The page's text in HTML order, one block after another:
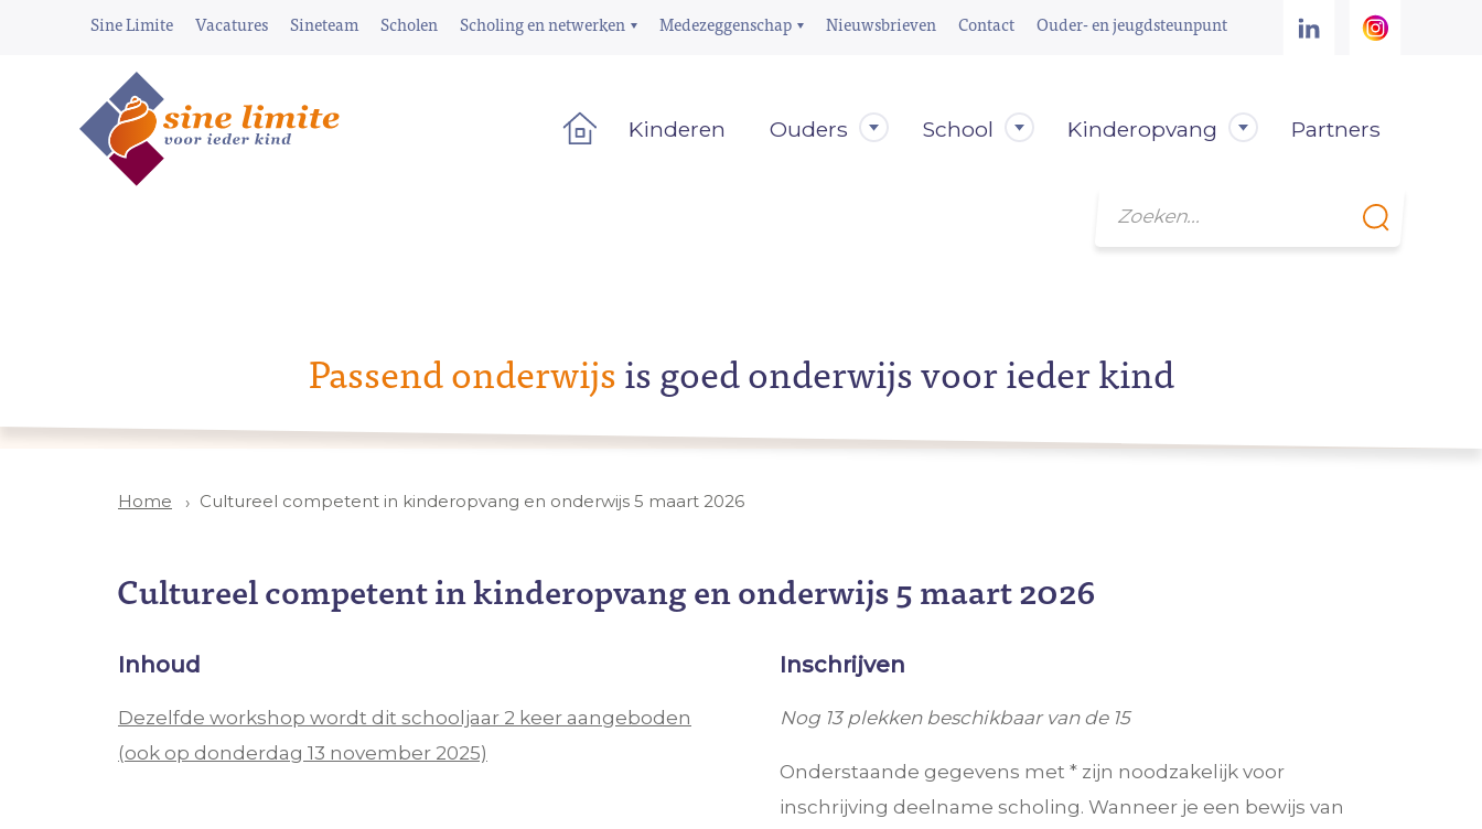
Sine Limite Vacatures Sineteam Scholen Scholing en netwerken Medezeggenschap Nieuwsbrieven Contact Ouder- en jeugdsteunpunt
Kinderen Ouders School Kinderopvang Partners
Zoeken
Passend onderwijsis goed onderwijs voor ieder kind
Home Cultureel competent in kinderopvang en onderwijs 5 maart 2026
Cultureel competent in kinderopvang en onderwijs 5 maart 2026
Inhoud
Dezelfde workshop wordt dit schooljaar 2 keer aangeboden
(ook op donderdag 13 november 2025)
Inschrijven
Nog 13 plekken beschikbaar van de 15
Onderstaande gegevens met * zijn noodzakelijk voor
inschrijving deelname scholing. Wanneer je een bewijs van